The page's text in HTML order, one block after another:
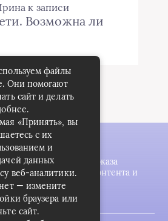
к записи
Возможна ли
файлы cookie для показа
рекламы и/или контента и
нашего трафика.
файлы
Они помогают
сайт и делать
«Принять», вы
с их
и
данных
веб-аналитики.
— измените
браузера или
сайт.